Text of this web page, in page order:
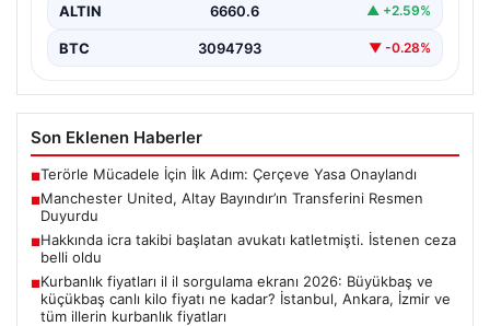
ALTIN 6660.6 ▲ +2.59%
BTC 3094793 ▼ -0.28%
Son Eklenen Haberler
■Terörle Mücadele İçin İlk Adım: Çerçeve Yasa Onaylandı
■Manchester United, Altay Bayındır’ın Transferini Resmen
Duyurdu
■Hakkında icra takibi başlatan avukatı katletmişti. İstenen ceza
belli oldu
■Kurbanlık fiyatları il il sorgulama ekranı 2026: Büyükbaş ve
küçükbaş canlı kilo fiyatı ne kadar? İstanbul, Ankara, İzmir ve
tüm illerin kurbanlık fiyatları